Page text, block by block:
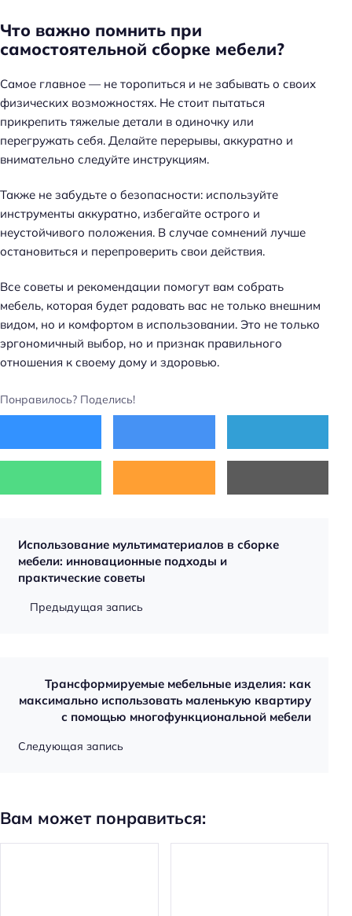
Что важно помнить при
самостоятельной сборке мебели?
Самое главное — не торопиться и не забывать о своих
физических возможностях. Не стоит пытаться
прикрепить тяжелые детали в одиночку или
перегружать себя. Делайте перерывы, аккуратно и
внимательно следуйте инструкциям.
Также не забудьте о безопасности: используйте
инструменты аккуратно, избегайте острого и
неустойчивого положения. В случае сомнений лучше
остановиться и перепроверить свои действия.
Все советы и рекомендации помогут вам собрать
мебель, которая будет радовать вас не только внешним
видом, но и комфортом в использовании. Это не только
эргономичный выбор, но и признак правильного
отношения к своему дому и здоровью.
Понравилось? Поделись!
Использование мультиматериалов в сборке
мебели: инновационные подходы и
практические советы
Предыдущая запись
Трансформируемые мебельные изделия: как
максимально использовать маленькую квартиру
с помощью многофункциональной мебели
Следующая запись
Вам может понравиться: